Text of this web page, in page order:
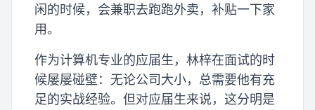
闲的时候，会兼职去跑跑外卖，补贴一下家
用。
作为计算机专业的应届生，林梓在面试的时
候屡屡碰壁：无论公司大小，总需要他有充
足的实战经验。但对应届生来说，这分明是